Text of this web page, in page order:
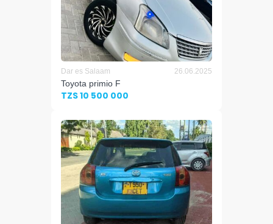
Dar es Salaam 26.06.2025
Toyota primio F
TZS 10 500 000